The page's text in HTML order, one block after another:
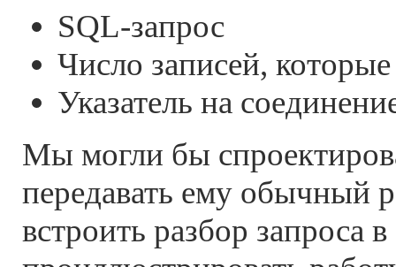
SQL-запрос
Число записей,
Указатель на
Мы могли бы
передавать ему обычный
встроить разбор запроса